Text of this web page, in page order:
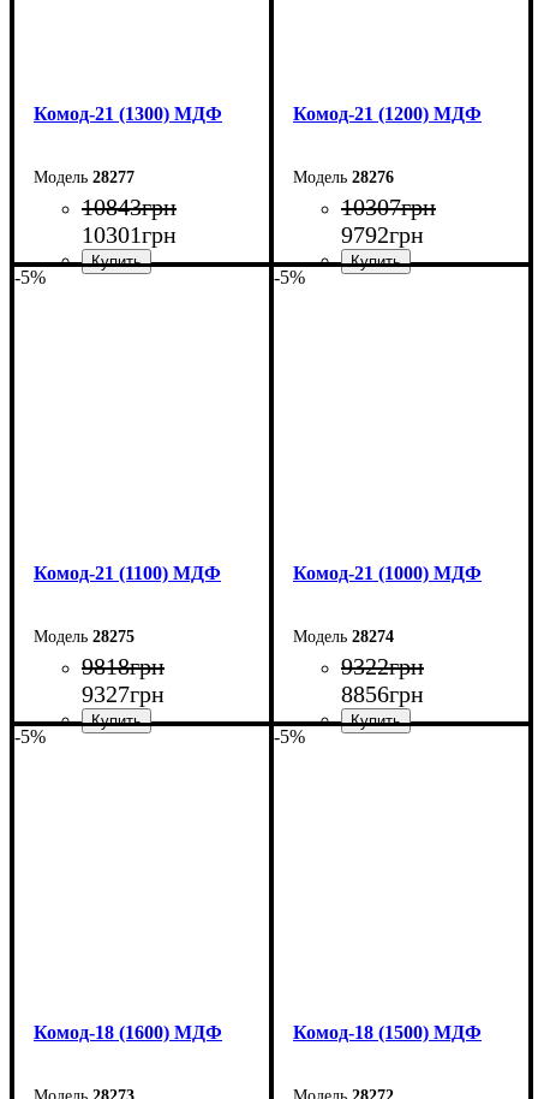
Комод-21 (1300) МДФ
28277
10843грн
10301грн
Комод-21 (1200) МДФ
28276
10307грн
9792грн
-5%
Комод-21 (1100) МДФ
28275
9818грн
9327грн
-5%
Комод-21 (1000) МДФ
28274
9322грн
8856грн
-5%
Комод-18 (1600) МДФ
28273
-5%
Комод-18 (1500) МДФ
28272